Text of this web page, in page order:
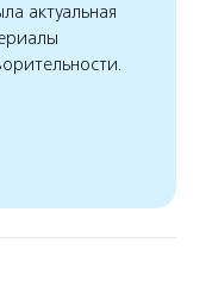
актуальная